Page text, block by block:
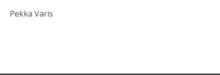
Pekka Varis